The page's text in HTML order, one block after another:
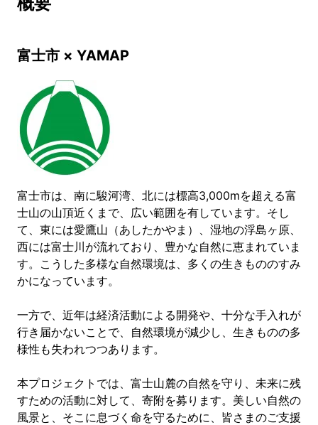
富士市 × YAMAP
富士市は、南に駿河湾、北には標高3,000mを超える富
士山の山頂近くまで、広い範囲を有しています。そし
て、東には愛鷹山（あしたかやま）、湿地の浮島ヶ原、
西には富士川が流れており、豊かな自然に恵まれていま
す。こうした多様な自然環境は、多くの生きもののすみ
かになっています。
一方で、近年は経済活動による開発や、十分な手入れが
行き届かないことで、自然環境が減少し、生きものの多
様性も失われつつあります。
本プロジェクトでは、富士山麓の自然を守り、未来に残
すための活動に対して、寄附を募ります。美しい自然の
風景と、そこに息づく命を守るために、皆さまのご支援